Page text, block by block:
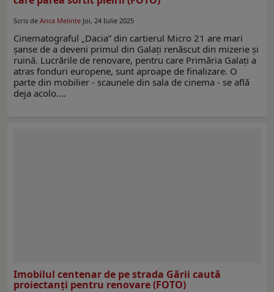
Scris de Anca Melinte Joi, 24 Iulie 2025
Cinematograful „Dacia” din cartierul Micro 21 are mari
șanse de a deveni primul din Galați renăscut din mizerie și
ruină. Lucrările de renovare, pentru care Primăria Galați a
atras fonduri europene, sunt aproape de finalizare. O
parte din mobilier - scaunele din sala de cinema - se află
deja acolo.…
Imobilul centenar de pe strada Gării caută
proiectanţi pentru renovare (FOTO)